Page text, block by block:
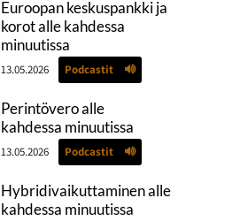
Euroopan keskuspankki ja
korot alle kahdessa
minuutissa
13.05.2026 Podcastit
Perintövero alle
kahdessa minuutissa
13.05.2026 Podcastit
Hybridivaikuttaminen alle
kahdessa minuutissa